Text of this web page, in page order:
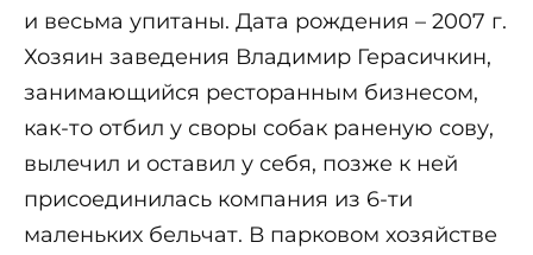
и весьма упитаны. Дата рождения – 2007 г.
Хозяин заведения Владимир Герасичкин,
занимающийся ресторанным бизнесом,
как-то отбил у своры собак раненую сову,
вылечил и оставил у себя, позже к ней
присоединилась компания из 6-ти
маленьких бельчат. В парковом хозяйстве